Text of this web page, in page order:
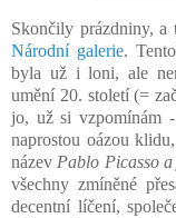
Skončily prázdniny,
Národní galerie.
byla už i loni, ale
umění 20. století (=
jo, už si vzpomínám
naprostou oázou
název Pablo Picasso
všechny zmíněné
decentní líčení,